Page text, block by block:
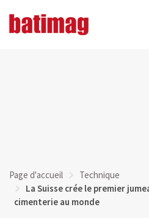
Page d'accueil
Technique
La Suisse crée le premier
cimenterie au monde